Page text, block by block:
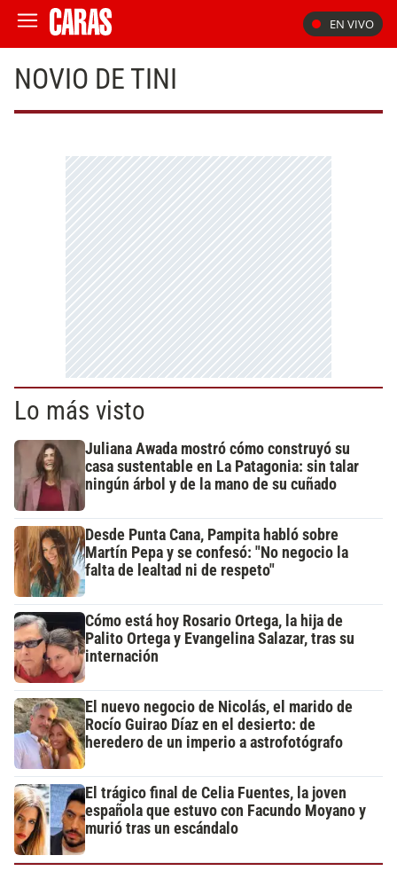
EN VIVO
NOVIO DE TINI
Lo más visto
Juliana Awada mostró cómo construyó su
casa sustentable en La Patagonia: sin talar
ningún árbol y de la mano de su cuñado
Desde Punta Cana, Pampita habló sobre
Martín Pepa y se confesó: "No negocio la
falta de lealtad ni de respeto"
Cómo está hoy Rosario Ortega, la hija de
Palito Ortega y Evangelina Salazar, tras su
internación
El nuevo negocio de Nicolás, el marido de
Rocío Guirao Díaz en el desierto: de
heredero de un imperio a astrofotógrafo
El trágico final de Celia Fuentes, la joven
española que estuvo con Facundo Moyano y
murió tras un escándalo